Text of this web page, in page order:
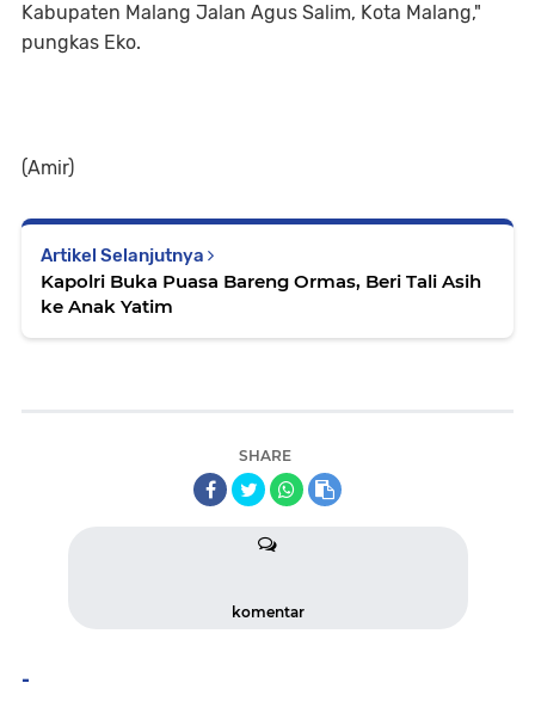
Kabupaten Malang Jalan Agus Salim, Kota Malang,"
pungkas Eko.
(Amir)
Artikel Selanjutnya
Kapolri Buka Puasa Bareng Ormas, Beri Tali Asih
ke Anak Yatim
SHARE
komentar
-